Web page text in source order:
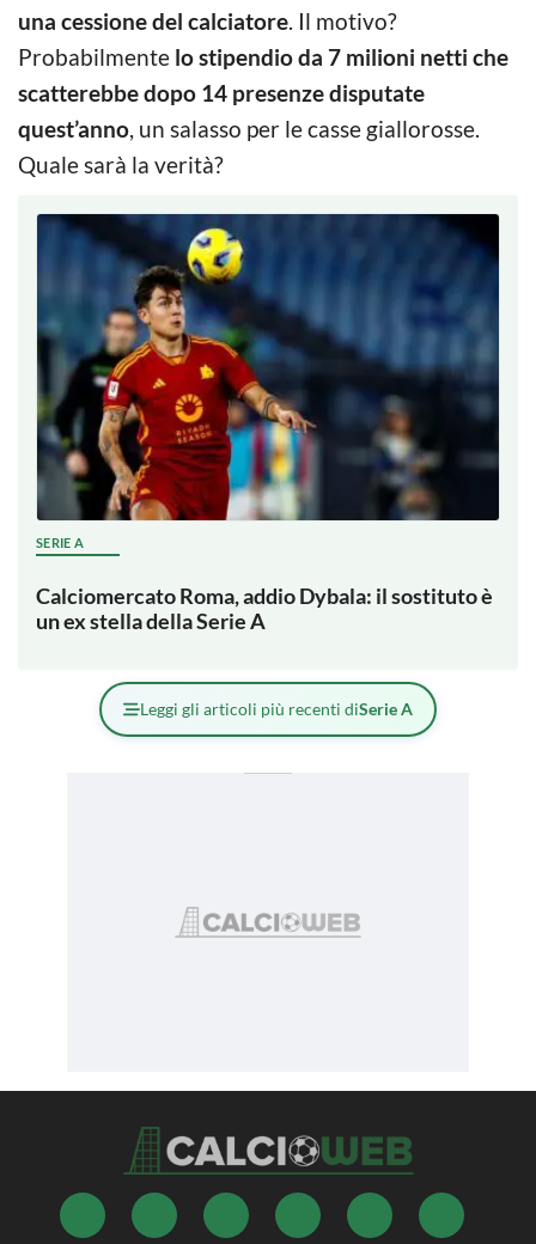
una cessione del calciatore. Il motivo?
Probabilmente lo stipendio da 7 milioni netti che
scatterebbe dopo 14 presenze disputate
quest’anno, un salasso per le casse giallorosse.
Quale sarà la verità?
SERIE A
Calciomercato Roma, addio Dybala: il sostituto è
un ex stella della Serie A
Leggi gli articoli più recenti diSerie A